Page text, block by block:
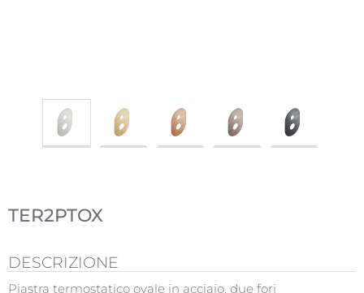
TER2PTOX
DESCRIZIONE
Piastra termostatico ovale in acciaio, due fori